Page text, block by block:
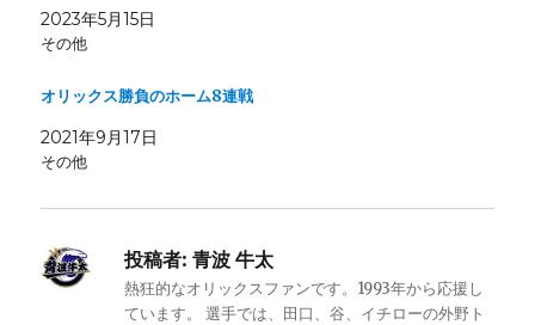
2023年5月15日
その他
オリックス勝負のホーム8連戦
2021年9月17日
その他
投稿者: 青波 牛太
熱狂的なオリックスファンです。1993年から応援し
ています。 選手では、田口、谷、イチローの外野ト